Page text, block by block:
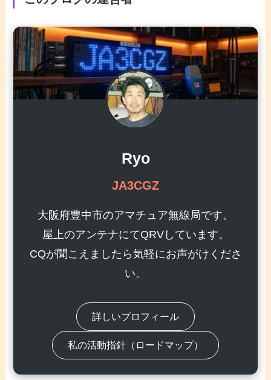
Ryo
JA3CGZ
大阪府豊中市のアマチュア無線局です。
屋上のアンテナにてQRVしています。
CQが聞こえましたら気軽にお声がけくださ
い。
詳しいプロフィール
私の活動指針（ロードマップ）